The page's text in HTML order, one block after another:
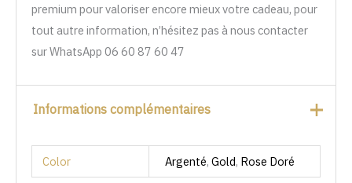
premium pour valoriser encore mieux votre cadeau, pour
tout autre information, n’hésitez pas à nous contacter
sur WhatsApp 06 60 87 60 47
Informations complémentaires
Color Argenté, Gold, Rose Doré